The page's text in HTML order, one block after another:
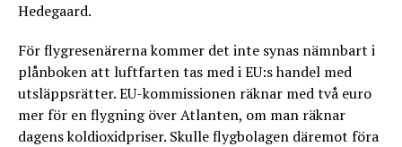
Hedegaard.
För flygresenärerna kommer det inte synas nämnbart i
plånboken att luftfarten tas med i EU:s handel med
utsläppsrätter. EU-kommissionen räknar med två euro
mer för en flygning över Atlanten, om man räknar
dagens koldioxidpriser. Skulle flygbolagen däremot föra